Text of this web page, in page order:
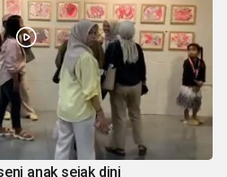
anak sejak dini